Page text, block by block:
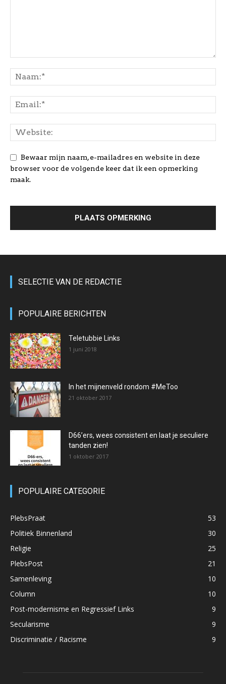
Bewaar mijn naam, e-mailadres en website in deze
browser voor de volgende keer dat ik een opmerking
maak.
SELECTIE VAN DE REDACTIE
POPULAIRE BERICHTEN
Teletubbie Links
1 juni 2018
In het mijnenveld rondom #MeToo
21 oktober 2017
D66’ers, wees consistent en laat je seculiere
tanden zien!
1 oktober 2017
POPULAIRE CATEGORIE
PlebsPraat
53
Politiek Binnenland
30
Religie
25
PlebsPost
21
Samenleving
10
Column
10
Post-modernisme en Regressief Links
9
Secularisme
9
Discriminatie / Racisme
9